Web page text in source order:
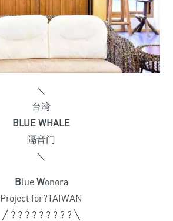
＼
台湾
BLUE WHALE
隔音门
＼
Blue Wonora
Project for?TAIWAN
╱ ? ? ? ? ? ? ? ? ? ╲